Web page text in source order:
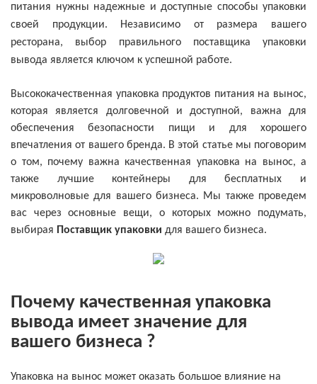
питания нужны надежные и доступные способы упаковки
своей продукции. Независимо от размера вашего
ресторана, выбор правильного поставщика упаковки
вывода является ключом к успешной работе.
Высококачественная упаковка продуктов питания на вынос,
которая является долговечной и доступной, важна для
обеспечения безопасности пищи и для хорошего
впечатления от вашего бренда. В этой статье мы поговорим
о том, почему важна качественная упаковка на вынос, а
также лучшие контейнеры для бесплатных и
микроволновые для вашего бизнеса. Мы также проведем
вас через основные вещи, о которых можно подумать,
выбирая Поставщик упаковки для вашего бизнеса.
Почему качественная упаковка
вывода имеет значение для
вашего бизнеса ?
Упаковка на вынос может оказать большое влияние на